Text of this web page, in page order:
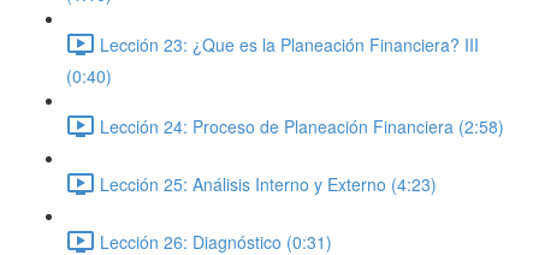
Lección 23: ¿Que es la Planeación Financiera? III
(0:40)
Lección 24: Proceso de Planeación Financiera (2:58)
Lección 25: Análisis Interno y Externo (4:23)
Lección 26: Diagnóstico (0:31)